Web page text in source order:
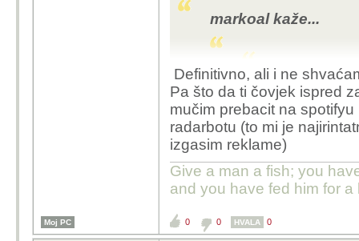
jedan kvalitetni
svaki mjesec na
A ovi previše
čim mu policajac
kaznu, napravit još
svakom autu se vrti
mnogi rade rade po 2
treba imati tolerancije
markoal kaže...
Znači kod nas
nije lako položiti.
nikad više. Ali
smisla.
Osobe koje
49, piše 70, vozi
jako su velik rizik
a auto mogu
Definitivno, ali i ne
Pa što da ti čovjek ispred
mučim prebacit na
radarbotu (to mi je
izgasim reklame)
Give a man a fish; you
and you have fed him for a
Moj PC 0 0 HVALA 0